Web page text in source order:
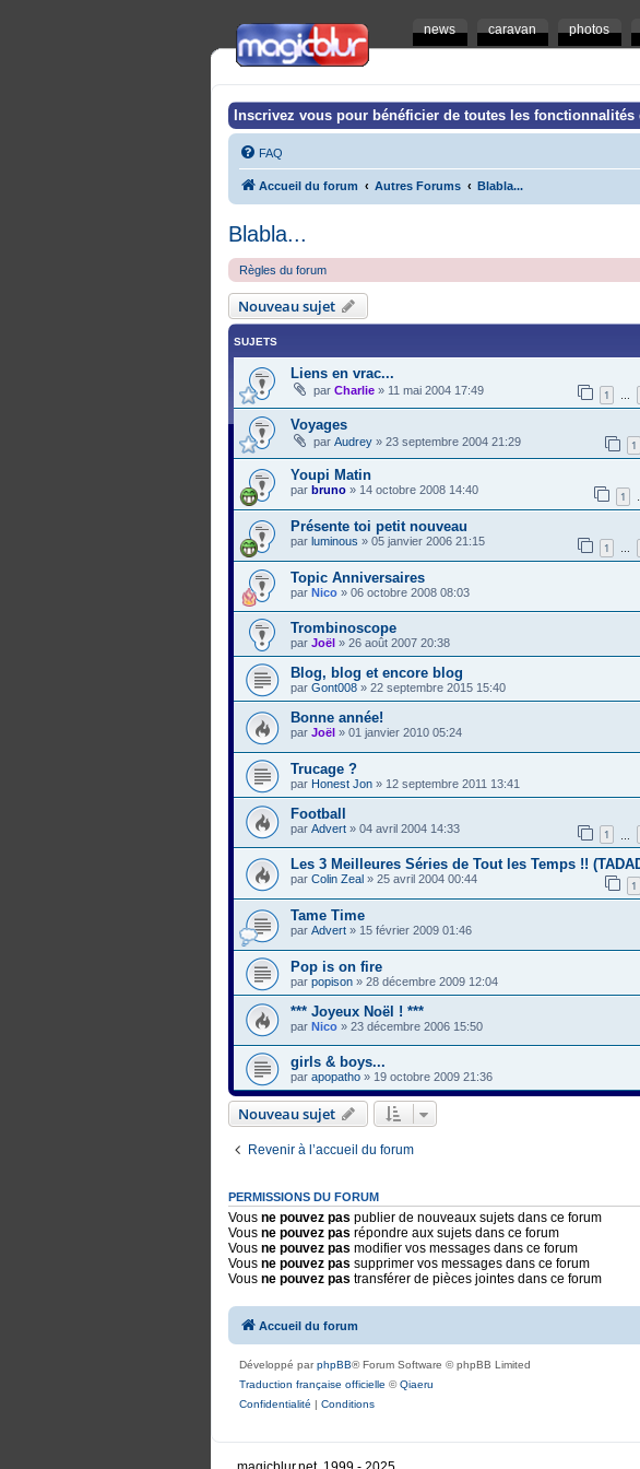
news caravan photos
Inscrivez vous pour bénéficier de toutes les fonctionnalités
FAQ
Accueil du forum Autres Forums Blabla...
Blabla...
Règles du forum
Nouveau sujet
SUJETS
Liens en vrac...
par Charlie » 11 mai 2004 17:49 1 …
Voyages
par Audrey » 23 septembre 2004 21:29 1
Youpi Matin
par bruno » 14 octobre 2008 14:40 1
Présente toi petit nouveau
par luminous » 05 janvier 2006 21:15 1 …
Topic Anniversaires
par Nico » 06 octobre 2008 08:03
Trombinoscope
par Joël » 26 août 2007 20:38
Blog, blog et encore blog
par Gont008 » 22 septembre 2015 15:40
Bonne année!
par Joël » 01 janvier 2010 05:24
Trucage ?
par Honest Jon » 12 septembre 2011 13:41
Football
par Advert » 04 avril 2004 14:33 1
Les 3 Meilleures Séries de Tout les Temps !!
par Colin Zeal » 25 avril 2004 00:44 1
Tame Time
par Advert » 15 février 2009 01:46
Pop is on fire
par popison » 28 décembre 2009 12:04
*** Joyeux Noël ! ***
par Nico » 23 décembre 2006 15:50
girls & boys...
par apopatho » 19 octobre 2009 21:36
Nouveau sujet
Revenir à l’accueil du forum
PERMISSIONS DU FORUM
Vous ne pouvez pas publier de nouveaux sujets dans ce forum
Vous ne pouvez pas répondre aux sujets dans ce forum
Vous ne pouvez pas modifier vos messages dans ce forum
Vous ne pouvez pas supprimer vos messages dans ce forum
Vous ne pouvez pas transférer de pièces jointes dans ce forum
Accueil du forum
Développé parphpBB® Forum Software © phpBB Limited
Traduction française officielle ©Qiaeru
Confidentialité
Conditions